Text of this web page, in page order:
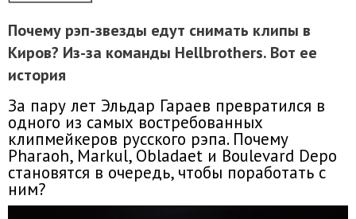
Почему рэп-звезды едут снимать клипы в
Киров? Из-за команды Hellbrothers. Вот ее
история
За пару лет Эльдар Гараев превратился в
одного из самых востребованных
клипмейкеров русского рэпа. Почему
Pharaoh, Markul, Obladaet и Boulevard Depo
становятся в очередь, чтобы поработать с
ним?